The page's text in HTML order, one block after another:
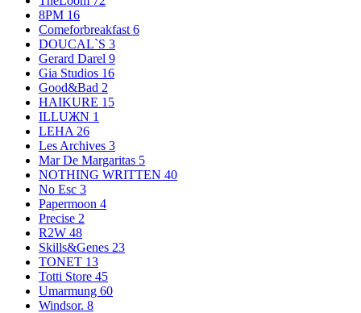
8PM 16
Comeforbreakfast 6
DOUCAL`S 3
Gerard Darel 9
Gia Studios 16
Good&Bad 2
HAIKURE 15
ILLUЖN 1
LEHA 26
Les Archives 3
Mar De Margaritas 5
NOTHING WRITTEN 40
No Esc 3
Papermoon 4
Precise 2
R2W 48
Skills&Genes 23
TONET 13
Totti Store 45
Umarmung 60
Windsor. 8